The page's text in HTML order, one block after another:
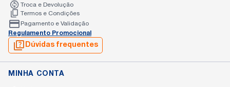
Troca e Devolução
Termos e Condições
Pagamento e Validação
Regulamento Promocional
Dúvidas frequentes
MINHA CONTA